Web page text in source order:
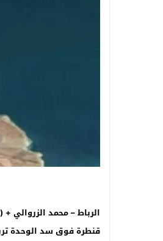
قنطرة فوق سد الوحدة